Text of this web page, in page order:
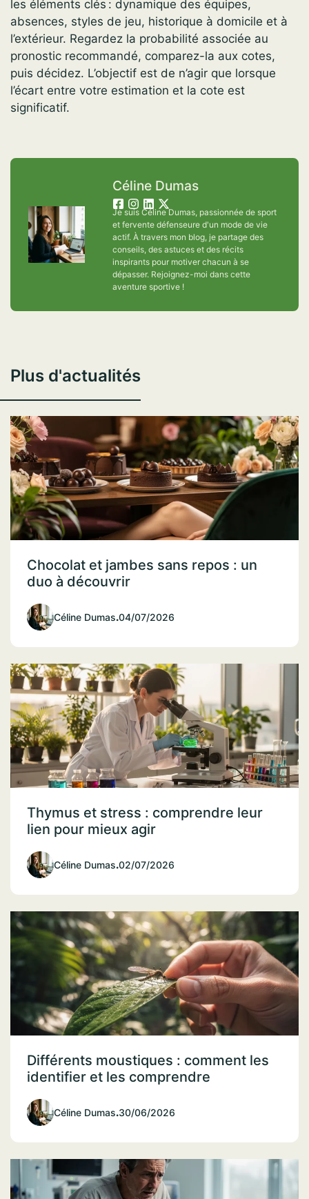
les éléments clés : dynamique des équipes,
absences, styles de jeu, historique à domicile et à
l’extérieur. Regardez la probabilité associée au
pronostic recommandé, comparez-la aux cotes,
puis décidez. L’objectif est de n’agir que lorsque
l’écart entre votre estimation et la cote est
significatif.
Céline Dumas
Je suis Céline Dumas, passionnée de sport
et fervente défenseure d'un mode de vie
actif. À travers mon blog, je partage des
conseils, des astuces et des récits
inspirants pour motiver chacun à se
dépasser. Rejoignez-moi dans cette
aventure sportive !
Plus d'actualités
Chocolat et jambes sans repos : un
duo à découvrir
Céline Dumas.04/07/2026
Thymus et stress : comprendre leur
lien pour mieux agir
Céline Dumas.02/07/2026
Différents moustiques : comment les
identifier et les comprendre
Céline Dumas.30/06/2026